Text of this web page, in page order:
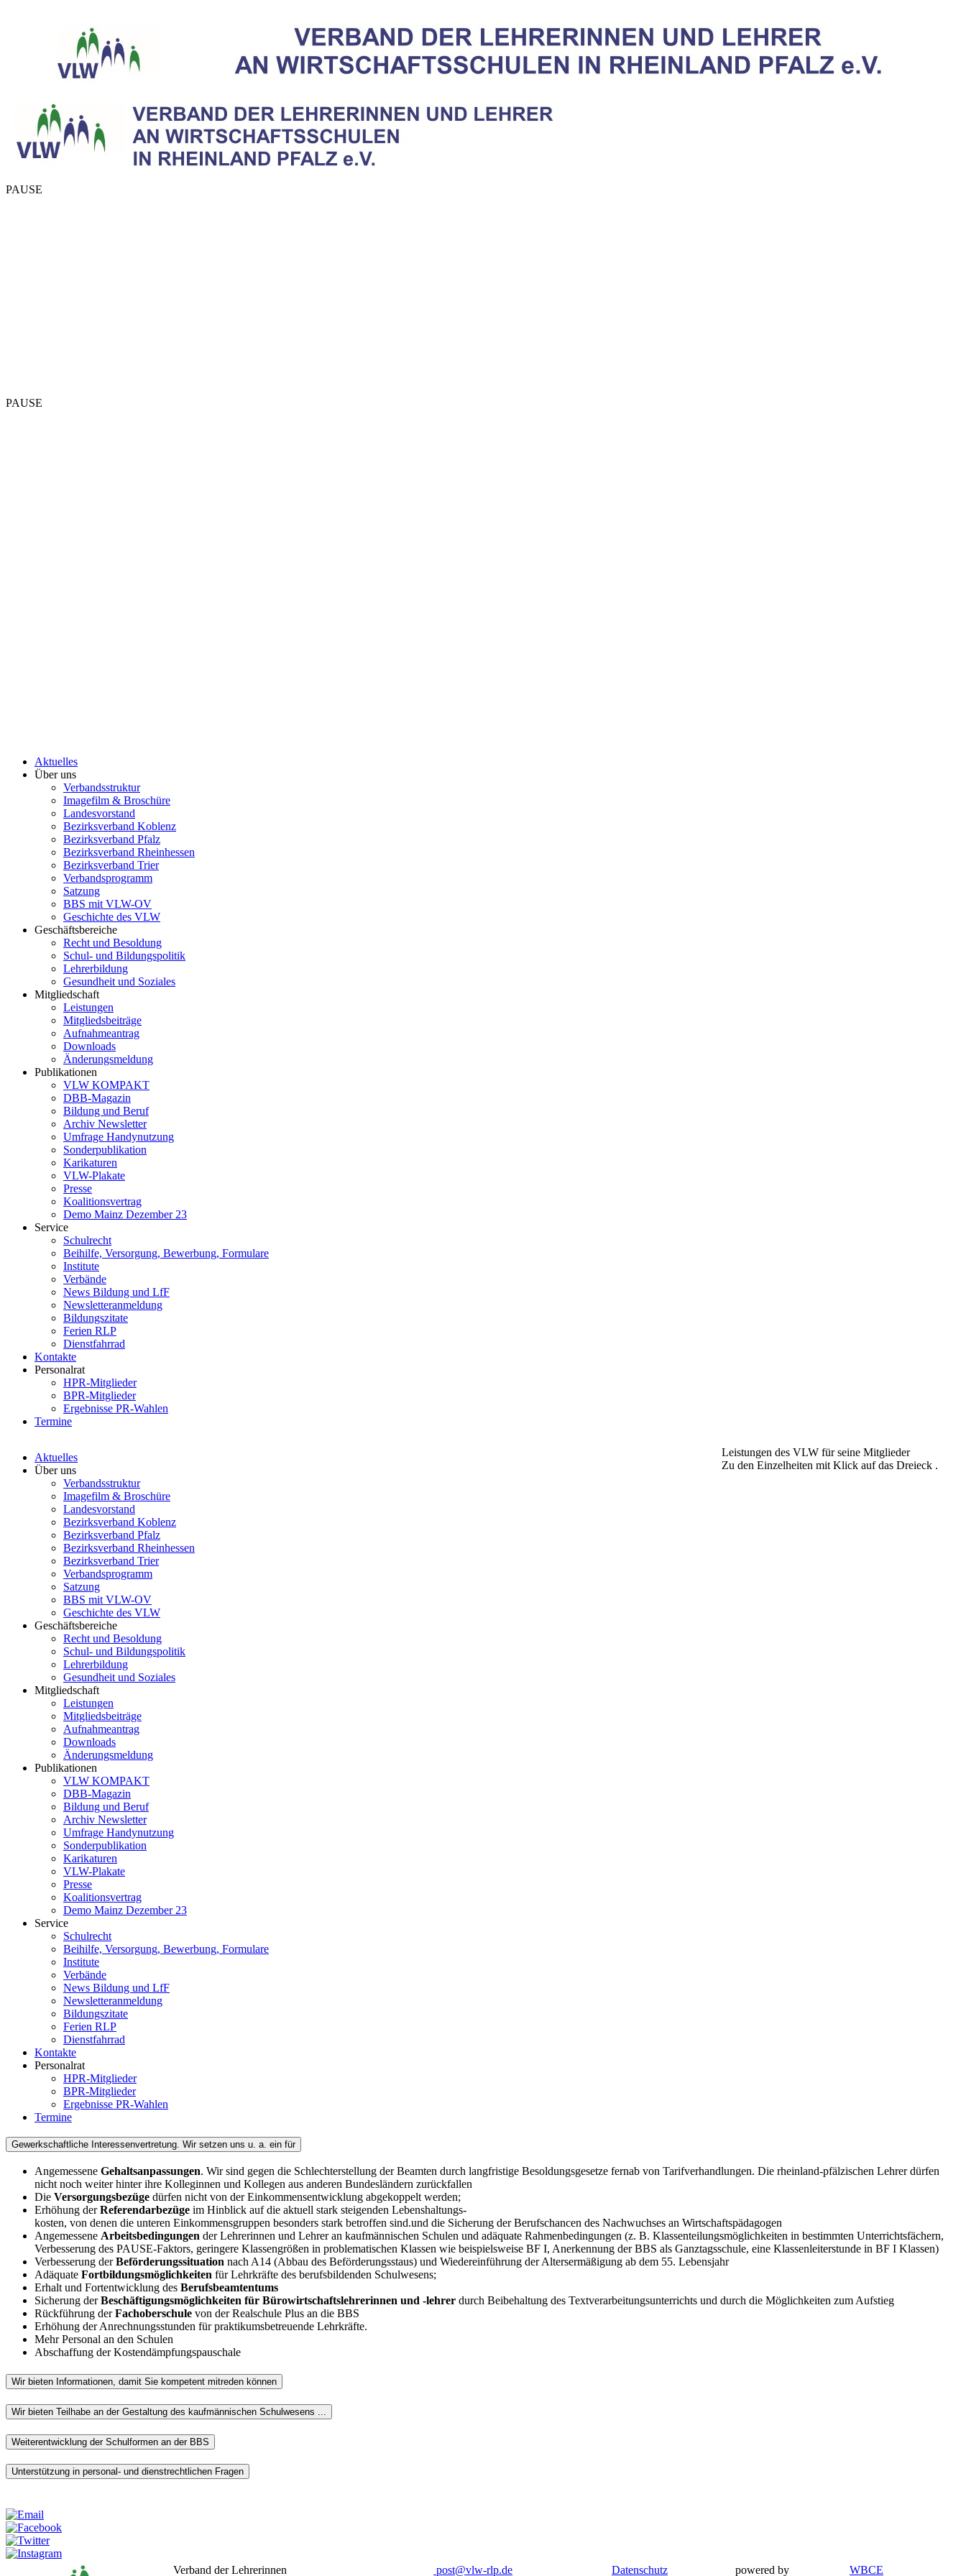
PAUSE
PAUSE
Aktuelles
Über uns
Verbandsstruktur
Imagefilm & Broschüre
Landesvorstand
Bezirksverband Koblenz
Bezirksverband Pfalz
Bezirksverband Rheinhessen
Bezirksverband Trier
Verbandsprogramm
Satzung
BBS mit VLW-OV
Geschichte des VLW
Geschäftsbereiche
Recht und Besoldung
Schul- und Bildungspolitik
Lehrerbildung
Gesundheit und Soziales
Mitgliedschaft
Leistungen
Mitgliedsbeiträge
Aufnahmeantrag
Downloads
Änderungsmeldung
Publikationen
VLW KOMPAKT
DBB-Magazin
Bildung und Beruf
Archiv Newsletter
Umfrage Handynutzung
Sonderpublikation
Karikaturen
VLW-Plakate
Presse
Koalitionsvertrag
Demo Mainz Dezember 23
Service
Schulrecht
Beihilfe, Versorgung, Bewerbung, Formulare
Institute
Verbände
News Bildung und LfF
Newsletteranmeldung
Bildungszitate
Ferien RLP
Dienstfahrrad
Kontakte
Personalrat
HPR-Mitglieder
BPR-Mitglieder
Ergebnisse PR-Wahlen
Termine
Aktuelles
Über uns
Verbandsstruktur
Imagefilm & Broschüre
Landesvorstand
Bezirksverband Koblenz
Bezirksverband Pfalz
Bezirksverband Rheinhessen
Bezirksverband Trier
Verbandsprogramm
Satzung
BBS mit VLW-OV
Geschichte des VLW
Geschäftsbereiche
Recht und Besoldung
Schul- und Bildungspolitik
Lehrerbildung
Gesundheit und Soziales
Mitgliedschaft
Leistungen
Mitgliedsbeiträge
Aufnahmeantrag
Downloads
Änderungsmeldung
Publikationen
VLW KOMPAKT
DBB-Magazin
Bildung und Beruf
Archiv Newsletter
Umfrage Handynutzung
Sonderpublikation
Karikaturen
VLW-Plakate
Presse
Koalitionsvertrag
Demo Mainz Dezember 23
Service
Schulrecht
Beihilfe, Versorgung, Bewerbung, Formulare
Institute
Verbände
News Bildung und LfF
Newsletteranmeldung
Bildungszitate
Ferien RLP
Dienstfahrrad
Kontakte
Personalrat
HPR-Mitglieder
BPR-Mitglieder
Ergebnisse PR-Wahlen
Termine
Leistungen des VLW für seine Mitglieder
Zu den Einzelheiten mit Klick auf das Dreieck .
Gewerkschaftliche Interessenvertretung. Wir setzen uns u. a. ein für
Angemessene Gehaltsanpassungen. Wir sind gegen die Schlechterstellung der Beamten durch langfristige Besoldungsgesetze fernab von Tarifverhandlungen. Die rheinland-pfälzischen Lehrer dürfen
nicht noch weiter hinter ihre Kolleginnen und Kollegen aus anderen Bundesländern zurückfallen
Die Versorgungsbezüge dürfen nicht von der Einkommensentwicklung abgekoppelt werden;
Erhöhung derReferendarbezüge im Hinblick auf die aktuell stark steigenden Lebenshaltungs-
kosten, von denen die unteren Einkommensgruppen besonders stark betroffen sind.und die Sicherung der Berufschancen des Nachwuchses an Wirtschaftspädagogen
Angemessene Arbeitsbedingungen der Lehrerinnen und Lehrer an kaufmännischen Schulen und adäquate Rahmenbedingungen (z. B. Klassenteilungsmöglichkeiten in bestimmten Unterrichtsfächern,
Verbesserung des PAUSE-Faktors, geringere Klassengrößen in problematischen Klassen wie beispielsweise BF I, Anerkennung der BBS als Ganztagsschule, eine Klassenleiterstunde in BF I Klassen)
Verbesserung derBeförderungssituation nach A14 (Abbau des Beförderungsstaus) und Wiedereinführung der Altersermäßigung ab dem 55. Lebensjahr
Adäquate Fortbildungsmöglichkeiten für Lehrkräfte des berufsbildenden Schulwesens;
Erhalt und Fortentwicklung des Berufsbeamtentums
Sicherung derBeschäftigungsmöglichkeiten für Bürowirtschaftslehrerinnen und -lehrer durch Beibehaltung des Textverarbeitungsunterrichts und durch die Möglichkeiten zum Aufstieg
Rückführung derFachoberschule von der Realschule Plus an die BBS
Erhöhung der Anrechnungsstunden für praktikumsbetreuende Lehrkräfte.
Mehr Personal an den Schulen
Abschaffung der Kostendämpfungspauschale
Wir bieten Informationen, damit Sie kompetent mitreden können
Wir bieten Teilhabe an der Gestaltung des kaufmännischen Schulwesens ...
Weiterentwicklung der Schulformen an der BBS
Unterstützung in personal- und dienstrechtlichen Fragen
Verband der Lehrerinnen post@vlw-rlp.de Datenschutz powered by WBCE